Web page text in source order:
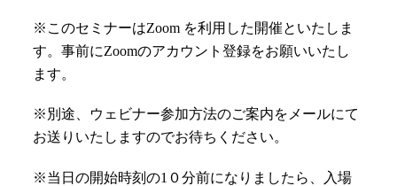
※このセミナーはZoom を利用した開催といたしま
す。事前にZoomのアカウント登録をお願いいたし
ます。
※別途、ウェビナー参加方法のご案内をメールにて
お送りいたしますのでお待ちください。
※当日の開始時刻の1０分前になりましたら、入場